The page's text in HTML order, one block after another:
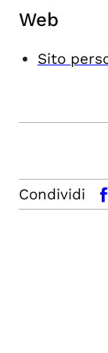
Web
Sito
Condividi